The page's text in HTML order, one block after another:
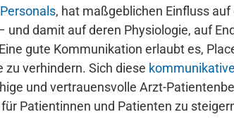
, hat maßgeblichen Einfluss
und damit auf deren Physiologie, auf
gute Kommunikation erlaubt es,
zu verhindern. Sich diese
und vertrauensvolle Arzt-
Patientinnen und Patienten zu